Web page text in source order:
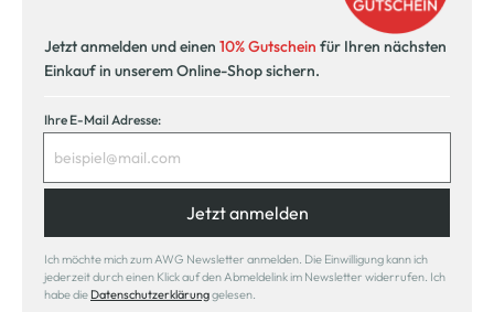
Jetzt anmelden und einen 10% Gutschein für Ihren nächsten
Einkauf in unserem Online-Shop sichern.
Ihre E-Mail Adresse:
Jetzt anmelden
Ich möchte mich zum AWG Newsletter anmelden. Die Einwilligung kann ich
jederzeit durch einen Klick auf den Abmeldelink im Newsletter widerrufen. Ich
habe die Datenschutzerklärunggelesen.